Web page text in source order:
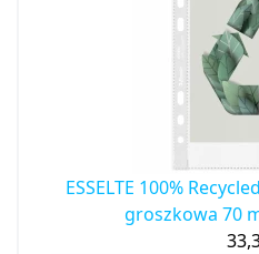
ESSELTE 100%
groszkowa 70